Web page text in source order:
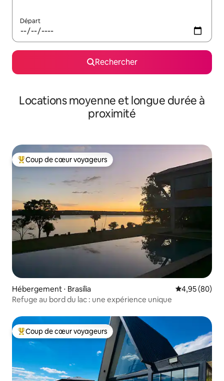
Départ
Rechercher
Locations moyenne et longue durée à
proximité
Coups de cœur voyageurs les plus appréciés
Coup de cœur voyageurs
Hébergement ⋅ Brasília Évaluation
4,95 (80)
Refuge au bord du lac : une expérience unique
Coups de cœur voyageurs les plus appréciés
Coup de cœur voyageurs